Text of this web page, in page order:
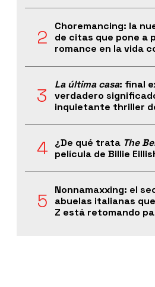
Choremancing: la
de citas que pone a
romance en la vida
La última casa: final
verdadero
inquietante thriller
¿De qué trata The
película de Billie
Nonnamaxxing: el
abuelas italianas
Z está retomando